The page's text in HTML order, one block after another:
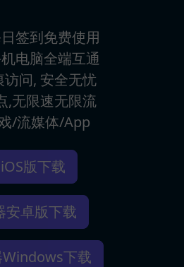
签到免费使用
电脑全端互通
问, 安全无忧
,无限速无限流
/流媒体/App
版下载
安卓版下载
下载